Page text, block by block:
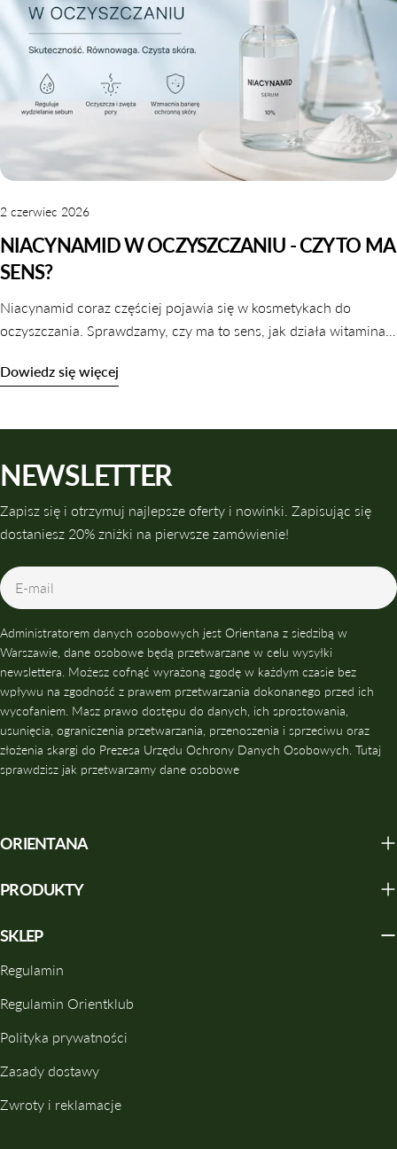
2 czerwiec 2026
NIACYNAMID W OCZYSZCZANIU - CZY TO MA
SENS?
Niacynamid coraz częściej pojawia się w kosmetykach do
oczyszczania. Sprawdzamy, czy ma to sens, jak działa witamina
Dowiedz się więcej
NEWSLETTER
Zapisz się i otrzymuj najlepsze oferty i nowinki. Zapisując się
dostaniesz 20% zniżki na pierwsze zamówienie!
E-
mail
Administratorem danych osobowych jest Orientana z siedzibą w
Warszawie, dane osobowe będą przetwarzane w celu wysyłki
newslettera. Możesz cofnąć wyrażoną zgodę w każdym czasie bez
wpływu na zgodność z prawem przetwarzania dokonanego przed ich
wycofaniem. Masz prawo dostępu do danych, ich sprostowania,
usunięcia, ograniczenia przetwarzania, przenoszenia i sprzeciwu oraz
złożenia skargi do Prezesa Urzędu Ochrony Danych Osobowych. Tutaj
sprawdzisz jak przetwarzamy dane osobowe
ORIENTANA
PRODUKTY
SKLEP
Regulamin
Regulamin Orientklub
Polityka prywatności
Zasady dostawy
Zwroty i reklamacje